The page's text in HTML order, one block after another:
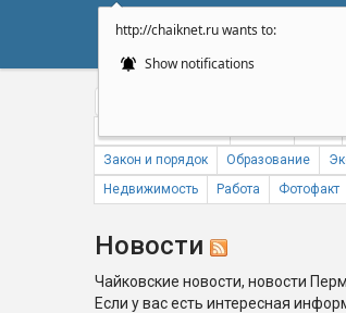
http://chaiknet.ru wants to:
Show notifications
Закон и порядок
Образование
Недвижимость
Работа Фотофакт
Новости
Чайковские новости, новости
Если у вас есть интересная